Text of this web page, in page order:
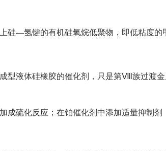
—氢键的有机硅氧烷低聚物，即低粘度的
液体硅橡胶的催化剂，只是第Ⅷ族过渡金
硫化反应；在铂催化剂中添加适量抑制剂